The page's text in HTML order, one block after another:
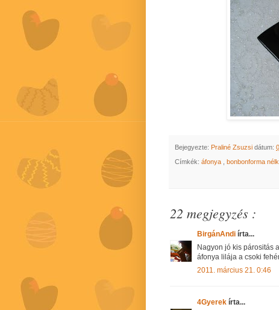
Bejegyezte: Praliné Zsuzsi dátum:
Címkék: áfonya bonbonforma
22 megjegyzés :
BirgánAndi írta...
Nagyon jó kis párositás
áfonya lilája a csoki
2011. március 21. 0:46
4Gyerek írta...